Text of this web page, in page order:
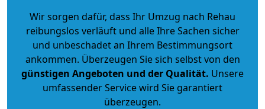
Wir sorgen dafür, dass Ihr Umzug nach Rehau
reibungslos verläuft und alle Ihre Sachen sicher
und unbeschadet an Ihrem Bestimmungsort
ankommen. Überzeugen Sie sich selbst von den
günstigen Angeboten und der Qualität. Unsere
umfassender Service wird Sie garantiert
überzeugen.